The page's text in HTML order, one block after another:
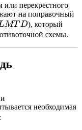
перекрестного
на поправочный
MT D), который
схемы.
необходимая